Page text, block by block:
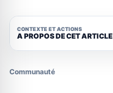
CONTEXTE ET ACTIONS
A PROPOS DE CET ARTICLE
Communauté